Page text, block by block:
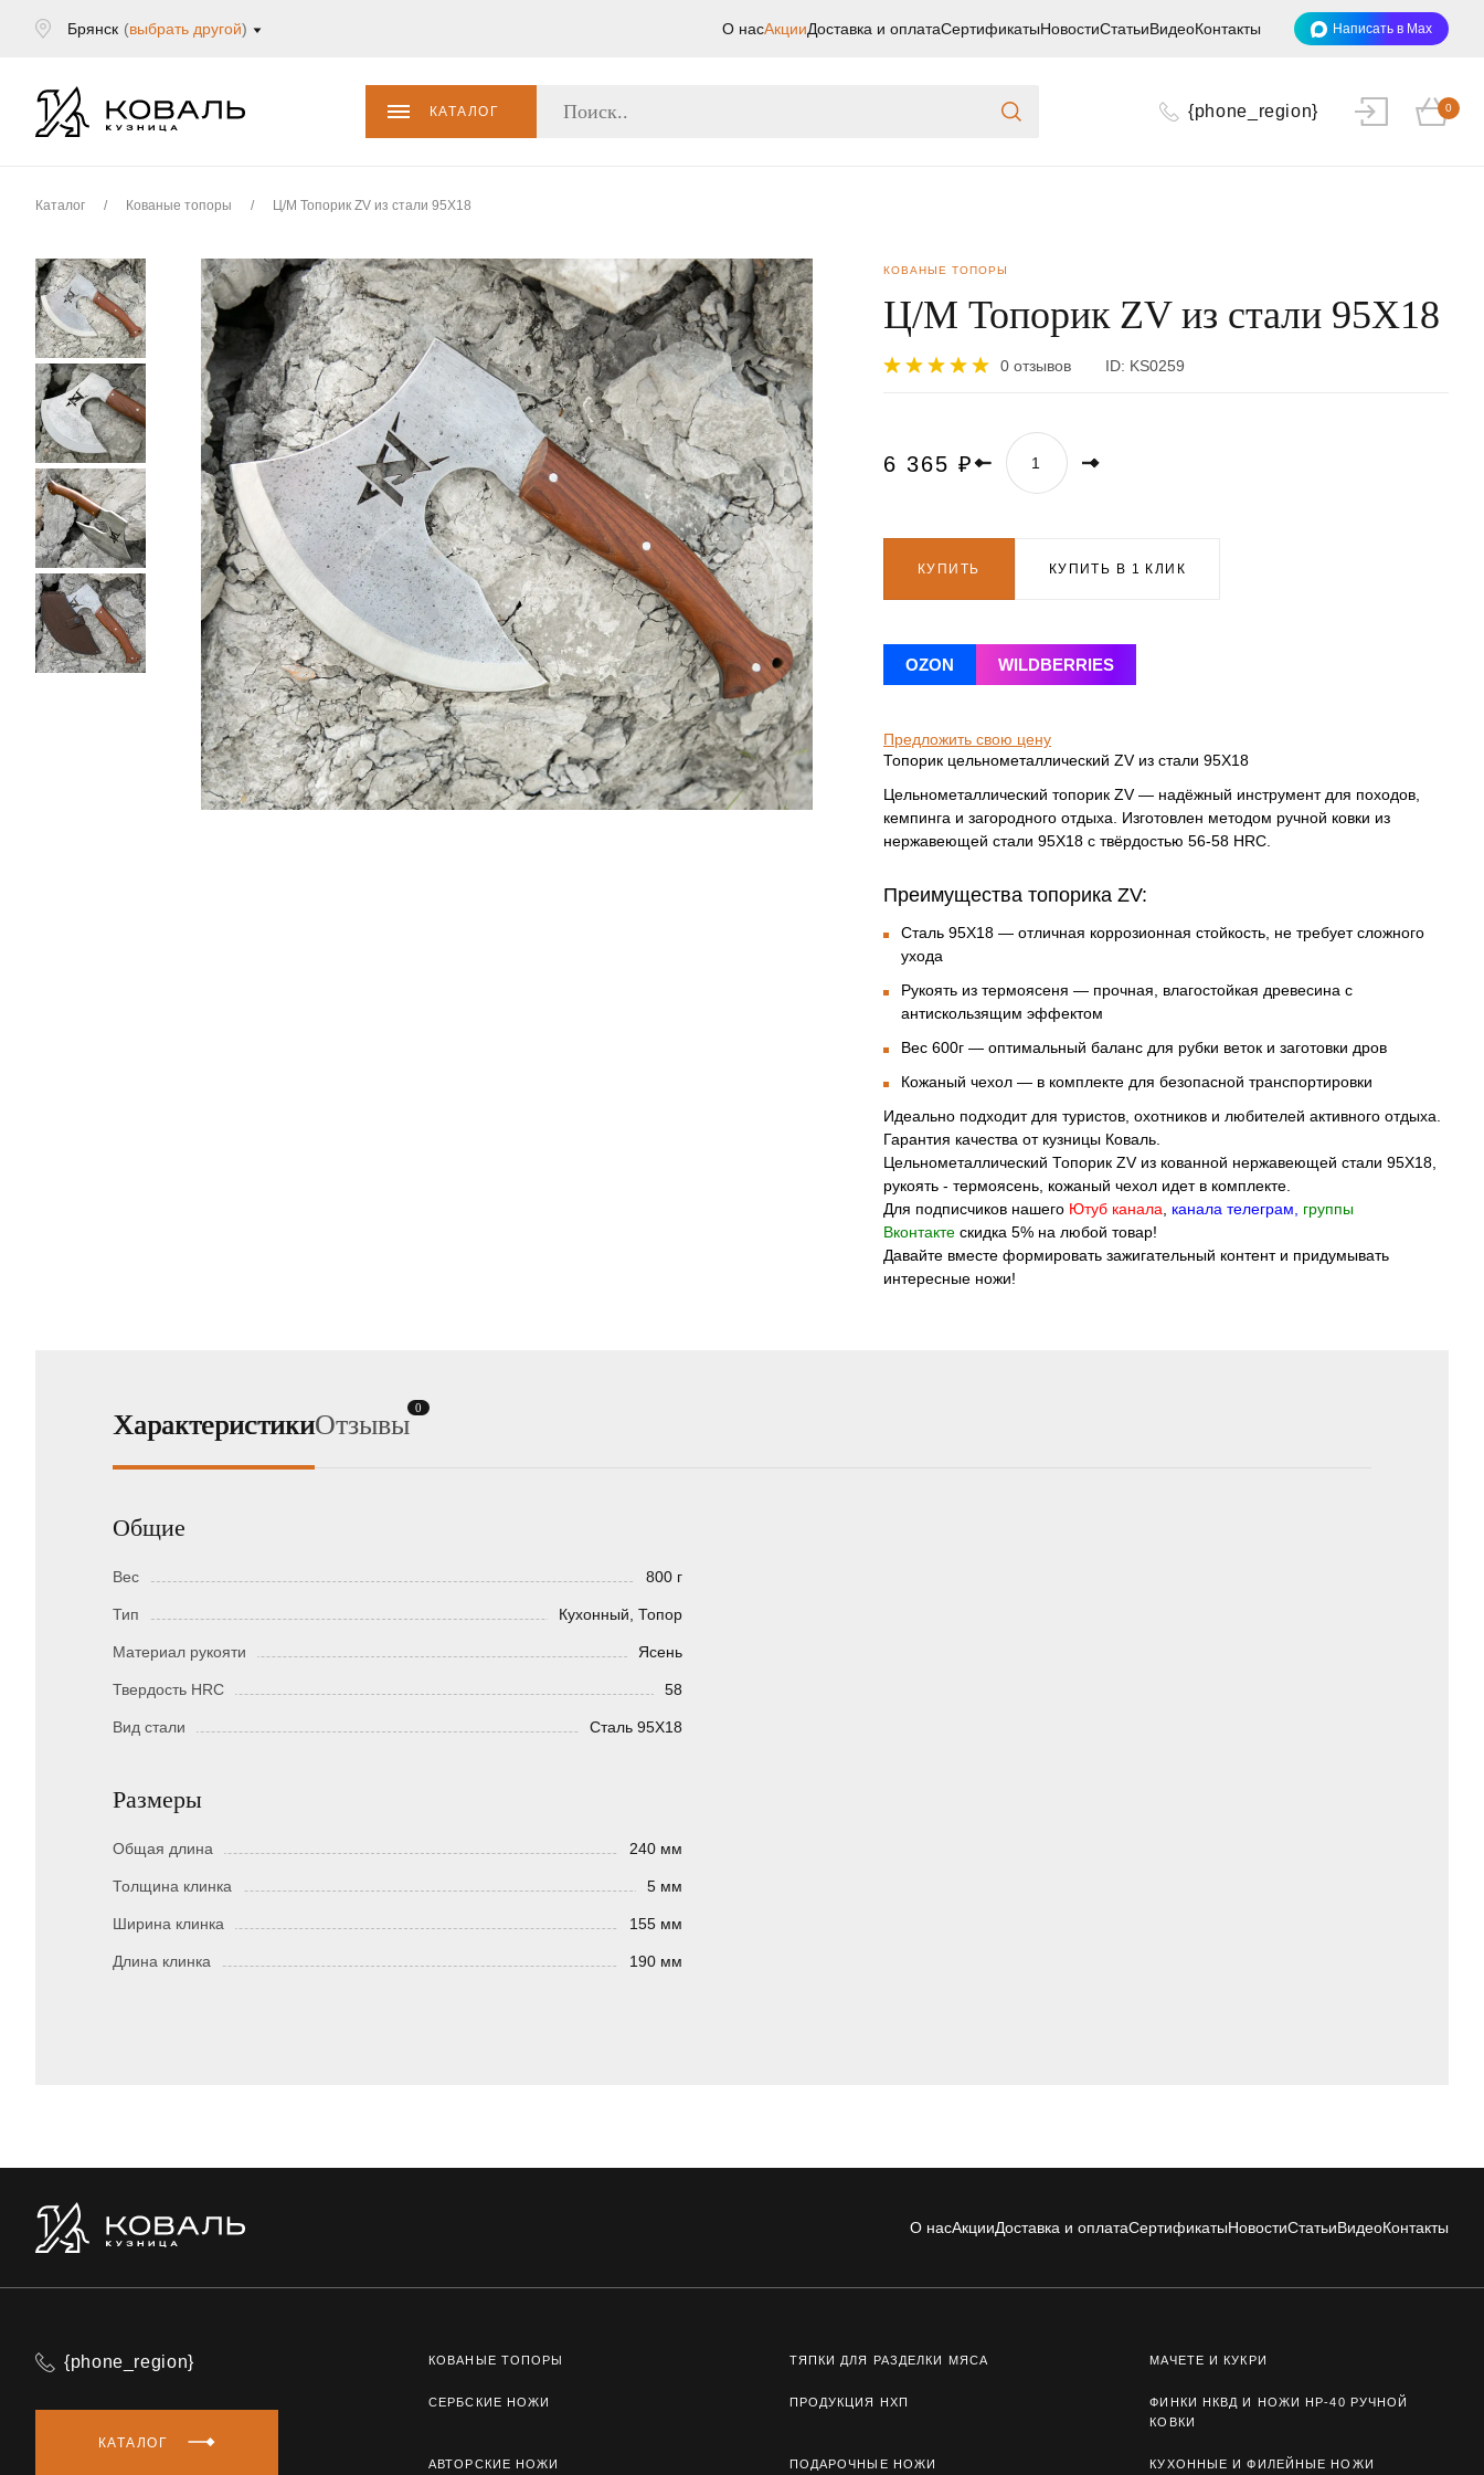
Брянск (выбрать другой) О насАкцииДоставка и оплатаСертификатыНовостиСтатьиВидеоКонтакты Написать в Max
КАТАЛОГ {phone_region} 0
Каталог / Кованые топоры / Ц/М Топорик ZV из стали 95Х18
КОВАНЫЕ ТОПОРЫ
Ц/М Топорик ZV из стали 95Х18
0 отзывов ID: KS0259
6 365 ₽
КУПИТЬ КУПИТЬ В 1 КЛИК
OZON WILDBERRIES
Предложить свою цену
Топорик цельнометаллический ZV из стали 95Х18
Цельнометаллический топорик ZV— надёжный инструмент для походов,
кемпинга и загородного отдыха. Изготовлен методом ручной ковки из
нержавеющей стали 95Х18 с твёрдостью 56-58 HRC.
Преимущества топорика ZV:
Сталь 95Х18 — отличная коррозионная стойкость, не требует сложного
ухода
Рукоять из термоясеня — прочная, влагостойкая древесина с
антискользящим эффектом
Вес 600г — оптимальный баланс для рубки веток и заготовки дров
Кожаный чехол — в комплекте для безопасной транспортировки
Идеально подходит для туристов, охотников и любителей активного отдыха.
Гарантия качества от кузницы Коваль.
Цельнометаллический Топорик ZV из кованной нержавеющей стали 95Х18,
рукоять - термоясень, кожаный чехол идет в комплекте.
Для подписчиков нашего Ютуб канала канала телеграм
группы
Вконтакте скидка 5% на любой товар!
Давайте вместе формировать зажигательный контент и придумывать
интересные ножи!
ХарактеристикиОтзывы
0
Общие
Вес 800 г
Тип Кухонный, Топор
Материал рукояти Ясень
Твердость HRC 58
Вид стали Сталь 95Х18
Размеры
Общая длина 240 мм
Толщина клинка 5 мм
Ширина клинка 155 мм
Длина клинка 190 мм
О насАкцииДоставка и оплатаСертификатыНовостиСтатьиВидеоКонтакты
{phone_region}
КАТАЛОГ
КОВАНЫЕ ТОПОРЫ ТЯПКИ ДЛЯ РАЗДЕЛКИ МЯСА МАЧЕТЕ И КУКРИ
СЕРБСКИЕ НОЖИ ПРОДУКЦИЯ НХП
ФИНКИ НКВД И НОЖИ НР-40 РУЧНОЙ
КОВКИ
АВТОРСКИЕ НОЖИ ПОДАРОЧНЫЕ НОЖИ КУХОННЫЕ И ФИЛЕЙНЫЕ НОЖИ